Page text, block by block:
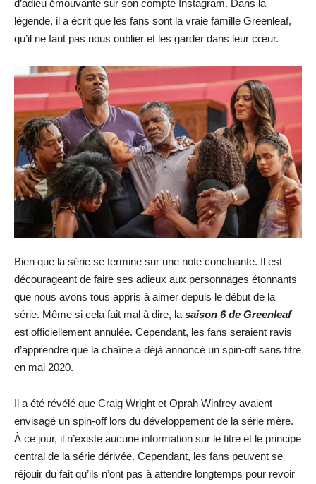
d’adieu émouvante sur son compte Instagram. Dans la
légende, il a écrit que les fans sont la vraie famille Greenleaf,
qu’il ne faut pas nous oublier et les garder dans leur cœur.
Bien que la série se termine sur une note concluante. Il est
décourageant de faire ses adieux aux personnages étonnants
que nous avons tous appris à aimer depuis le début de la
série. Même si cela fait mal à dire, la saison 6 de Greenleaf
est officiellement annulée. Cependant, les fans seraient ravis
d’apprendre que la chaîne a déjà annoncé un spin-off sans titre
en mai 2020.
Il a été révélé que Craig Wright et Oprah Winfrey avaient
envisagé un spin-off lors du développement de la série mère.
À ce jour, il n’existe aucune information sur le titre et le principe
central de la série dérivée. Cependant, les fans peuvent se
réjouir du fait qu’ils n’ont pas à attendre longtemps pour revoir